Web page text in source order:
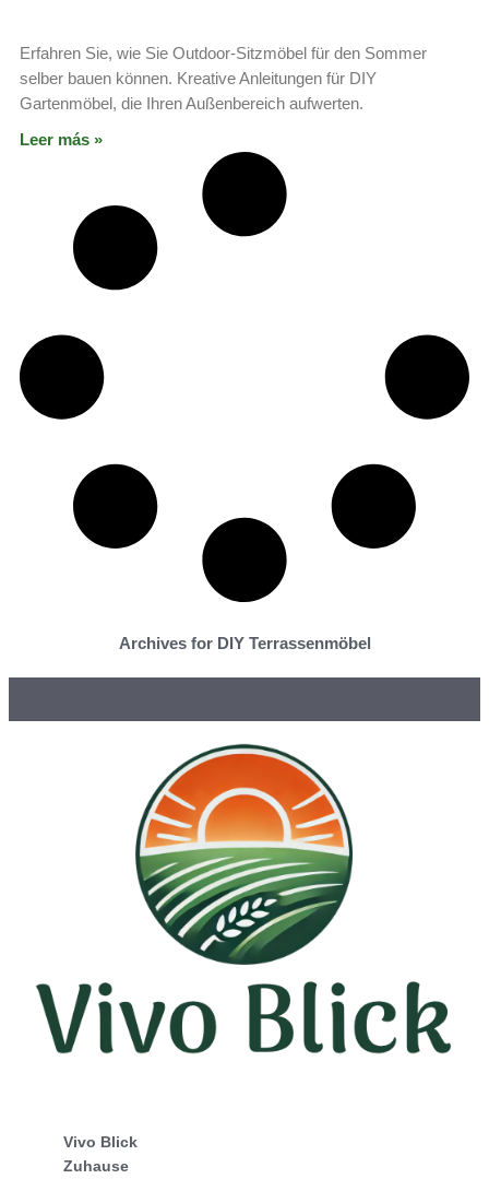
Erfahren Sie, wie Sie Outdoor-Sitzmöbel für den Sommer
selber bauen können. Kreative Anleitungen für DIY
Gartenmöbel, die Ihren Außenbereich aufwerten.
Leer más »
Archives for DIY Terrassenmöbel
Vivo Blick
Zuhause